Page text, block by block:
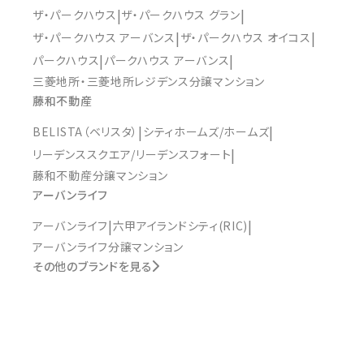
ザ・パークハウス ザ・パークハウス グラン
ザ・パークハウス アーバンス ザ・パークハウス オイコス
パークハウス パークハウス アーバンス
三菱地所・三菱地所レジデンス分譲マンション
藤和不動産
BELISTA（ベリスタ） シティホームズ/ホームズ
リーデンススクエア/リーデンスフォート
藤和不動産分譲マンション
アーバンライフ
アーバンライフ 六甲アイランドシティ(RIC)
アーバンライフ分譲マンション
その他のブランドを見る